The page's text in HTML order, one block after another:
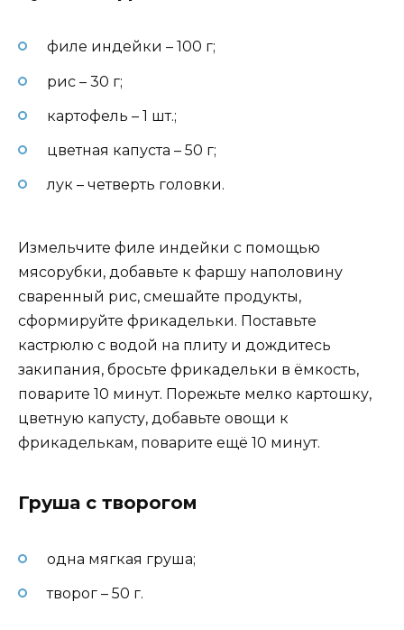
филе индейки – 100 г;
рис – 30 г;
картофель – 1 шт.;
цветная капуста – 50 г;
лук – четверть головки.
Измельчите филе индейки с помощью
мясорубки, добавьте к фаршу наполовину
сваренный рис, смешайте продукты,
сформируйте фрикадельки. Поставьте
кастрюлю с водой на плиту и дождитесь
закипания, бросьте фрикадельки в ёмкость,
поварите 10 минут. Порежьте мелко картошку,
цветную капусту, добавьте овощи к
фрикаделькам, поварите ещё 10 минут.
Груша с творогом
одна мягкая груша;
творог – 50 г.